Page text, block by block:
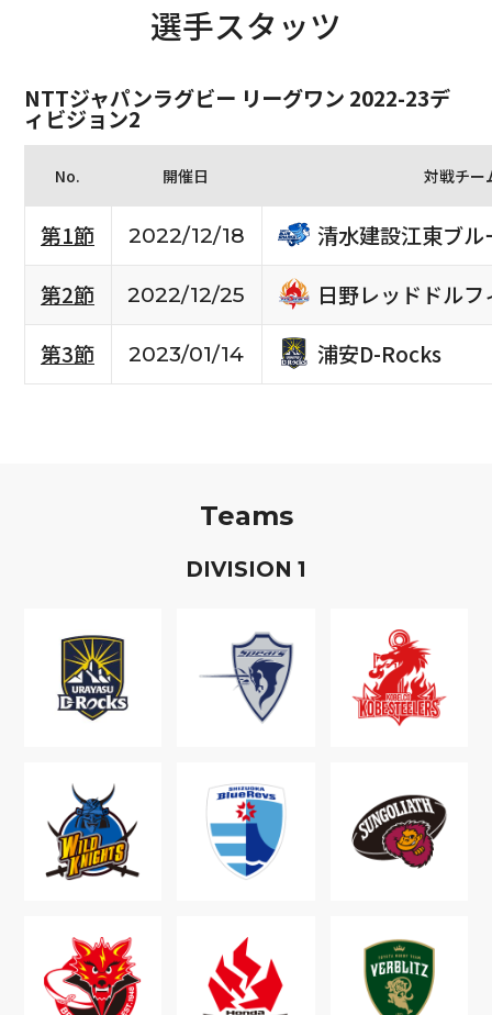
選手スタッツ
NTTジャパンラグビー リーグワン 2022-23デ
ィビジョン2
No. 開催日 対戦チー
第1節 2022/12/18
清水建設江東ブル
第2節
2022/12/25
日野レッドドルフ
第3節
2023/01/14 浦安D-Rocks
Teams
DIVISION 1